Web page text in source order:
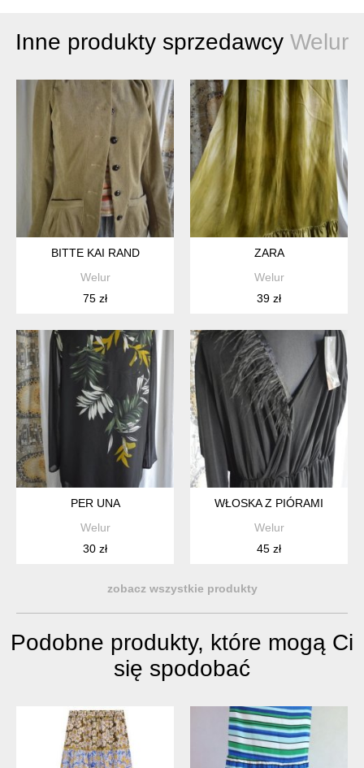
Inne produkty sprzedawcy Welur
BITTE KAI RAND
Welur
75 zł
ZARA
Welur
39 zł
PER UNA
Welur
30 zł
WŁOSKA Z PIÓRAMI
Welur
45 zł
zobacz wszystkie produkty
Podobne produkty, które mogą Ci
się spodobać